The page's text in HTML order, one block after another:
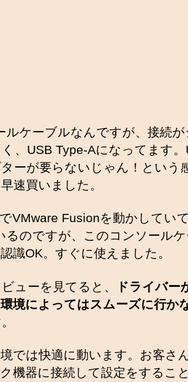
ルケーブルなんですが、接続
、USB Type-Aになってます。
ーが要らないじゃん！という
速買いました。
VMware Fusionを動かしてい
るのですが、このコンソール
識OK。すぐに使えました。
ューを見てると、
ドライバー
境によってはスムーズに行か
では快適に動います。お客さ
機器に接続して設定をするこ